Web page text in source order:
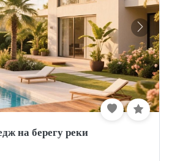
на берегу реки